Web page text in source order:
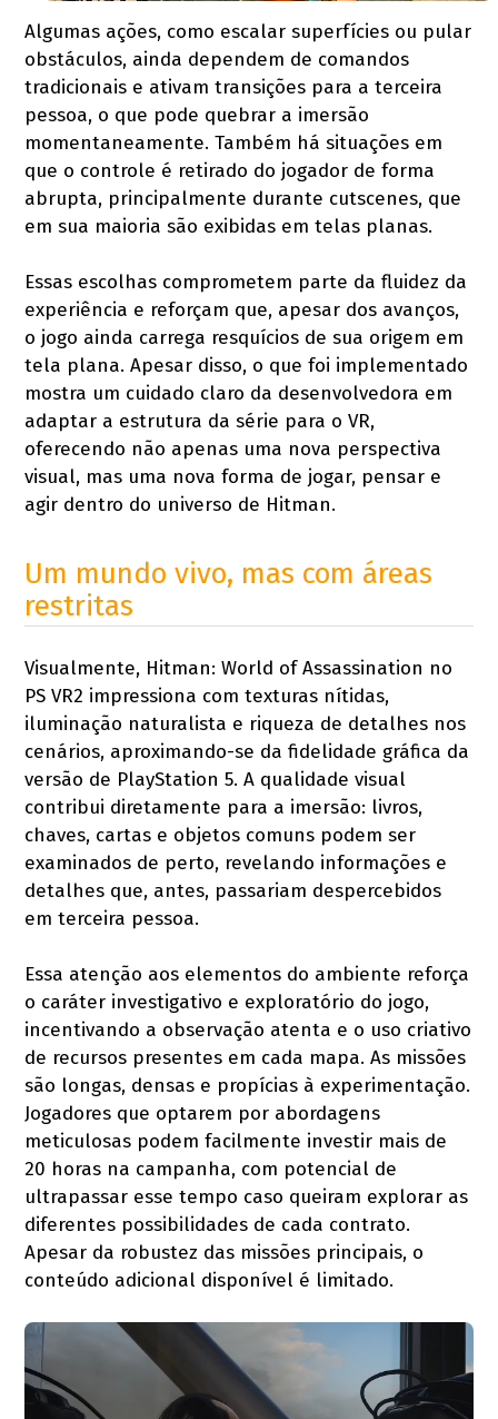
Algumas ações, como escalar superfícies ou pular
obstáculos, ainda dependem de comandos
tradicionais e ativam transições para a terceira
pessoa, o que pode quebrar a imersão
momentaneamente. Também há situações em
que o controle é retirado do jogador de forma
abrupta, principalmente durante cutscenes, que
em sua maioria são exibidas em telas planas.
Essas escolhas comprometem parte da fluidez da
experiência e reforçam que, apesar dos avanços,
o jogo ainda carrega resquícios de sua origem em
tela plana. Apesar disso, o que foi implementado
mostra um cuidado claro da desenvolvedora em
adaptar a estrutura da série para o VR,
oferecendo não apenas uma nova perspectiva
visual, mas uma nova forma de jogar, pensar e
agir dentro do universo de Hitman.
Um mundo vivo, mas com áreas
restritas
Visualmente, Hitman: World of Assassination no
PS VR2 impressiona com texturas nítidas,
iluminação naturalista e riqueza de detalhes nos
cenários, aproximando-se da fidelidade gráfica da
versão de PlayStation 5. A qualidade visual
contribui diretamente para a imersão: livros,
chaves, cartas e objetos comuns podem ser
examinados de perto, revelando informações e
detalhes que, antes, passariam despercebidos
em terceira pessoa.
Essa atenção aos elementos do ambiente reforça
o caráter investigativo e exploratório do jogo,
incentivando a observação atenta e o uso criativo
de recursos presentes em cada mapa. As missões
são longas, densas e propícias à experimentação.
Jogadores que optarem por abordagens
meticulosas podem facilmente investir mais de
20 horas na campanha, com potencial de
ultrapassar esse tempo caso queiram explorar as
diferentes possibilidades de cada contrato.
Apesar da robustez das missões principais, o
conteúdo adicional disponível é limitado.